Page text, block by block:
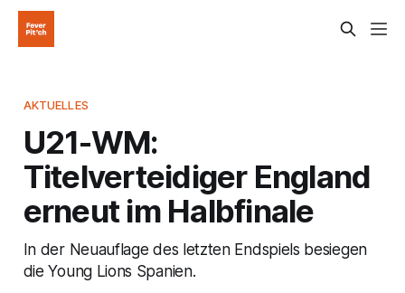
AKTUELLES
U21-WM:
Titelverteidiger England
erneut im Halbfinale
In der Neuauflage des letzten Endspiels besiegen
die Young Lions Spanien.